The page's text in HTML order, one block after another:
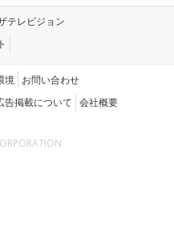
テレビジョン
境 お問い合わせ
告掲載について 会社概要